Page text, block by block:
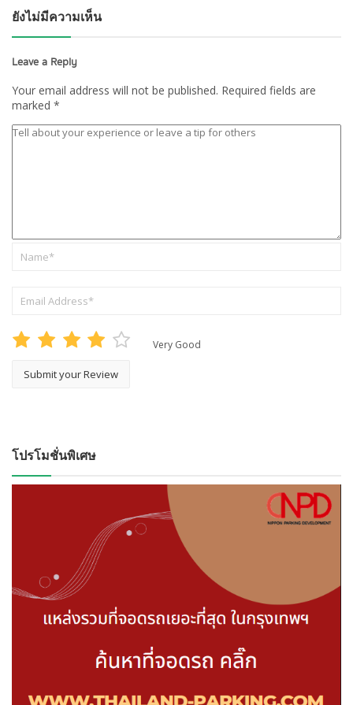
ยังไม่มีความเห็น
Leave a Reply
Your email address will not be published. Required fields are
marked *
Very Good
โปรโมชั่นพิเศษ